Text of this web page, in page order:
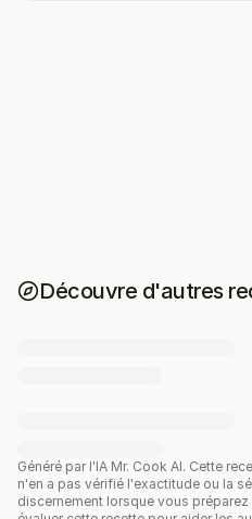
Découvre d'autres
Généré par l'IA Mr. Cook AI. Cette
n'en a pas vérifié l'exactitude ou la
discernement lorsque vous